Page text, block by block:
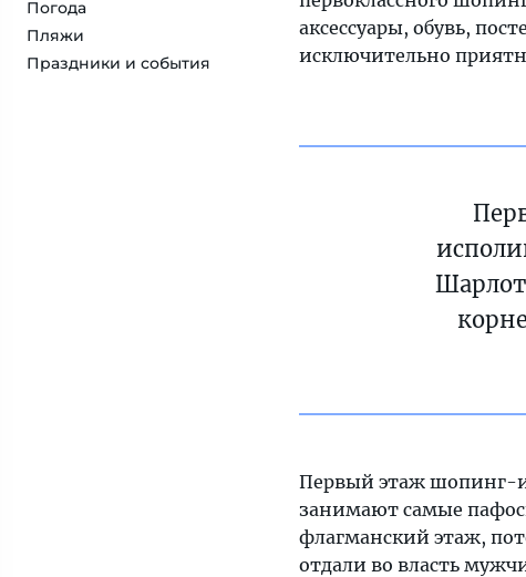
Погода
Пляжи
Праздники и события
аксессуары, обувь,
исключительно
Первый этаж шопинг-
занимают самые
флагманский этаж,
отдали во власть